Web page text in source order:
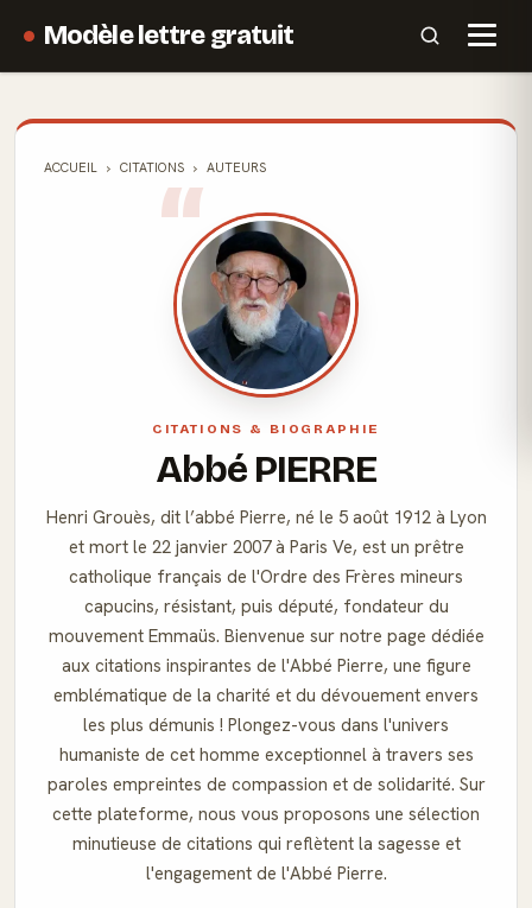
Modèle lettre gratuit
ACCUEIL CITATIONS AUTEURS
CITATIONS & BIOGRAPHIE
Abbé PIERRE
Henri Grouès, dit l’abbé Pierre, né le 5 août 1912 à Lyon
et mort le 22 janvier 2007 à Paris Ve, est un prêtre
catholique français de l'Ordre des Frères mineurs
capucins, résistant, puis député, fondateur du
mouvement Emmaüs. Bienvenue sur notre page dédiée
aux citations inspirantes de l'Abbé Pierre, une figure
emblématique de la charité et du dévouement envers
les plus démunis ! Plongez-vous dans l'univers
humaniste de cet homme exceptionnel à travers ses
paroles empreintes de compassion et de solidarité. Sur
cette plateforme, nous vous proposons une sélection
minutieuse de citations qui reflètent la sagesse et
l'engagement de l'Abbé Pierre.